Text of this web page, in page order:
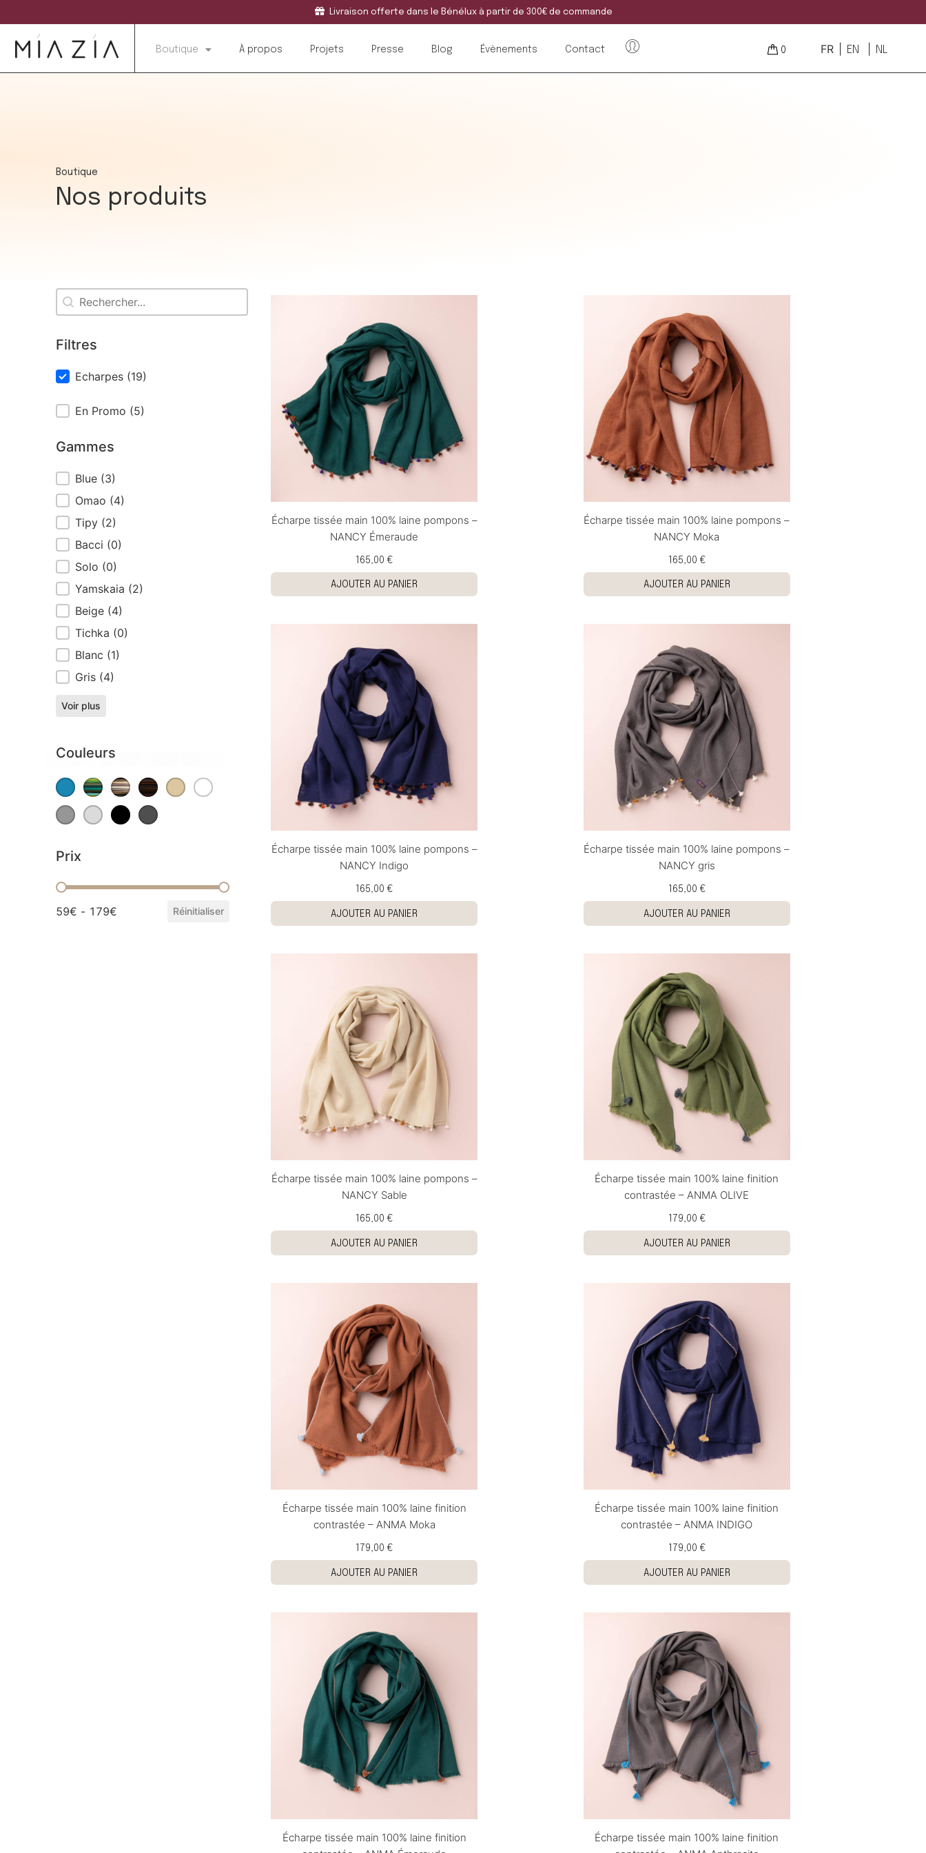
Livraison offerte dans le Bénélux à partir de 300€ de commande
Boutique À propos Projets Presse Blog Évènements Contact 0 FR EN NL
Boutique
Nos produits
Recherche
Rechercher
Filtres
FiltresEcharpes (19)
OutletEn Promo (5)
Gammes
Gammes
Blue (3)
Omao (4)
Tipy (2)
Bacci (0)
Solo (0)
Yamskaia (2)
Beige (4)
Tichka (0)
Blanc (1)
Gris (4)
Voir plus
Couleurs
Couleurs
Blue(3)Omao(4)Tipy
Gris (4)
Gris clair (1)
Noir(1)
Gris foncé (2)
Prix
Prix
59€ - 179€ Réinitialiser
Écharpe tissée main 100% laine pompons –
NANCY Émeraude
165,00 €
AJOUTER AU PANIER
Écharpe tissée main 100% laine pompons –
NANCY Moka
165,00 €
AJOUTER AU PANIER
Écharpe tissée main 100% laine pompons –
NANCY Indigo
165,00 €
AJOUTER AU PANIER
Écharpe tissée main 100% laine pompons –
NANCY gris
165,00 €
AJOUTER AU PANIER
Écharpe tissée main 100% laine pompons –
NANCY Sable
165,00 €
AJOUTER AU PANIER
Écharpe tissée main 100% laine finition
contrastée – ANMA OLIVE
179,00 €
AJOUTER AU PANIER
Écharpe tissée main 100% laine finition
contrastée – ANMA Moka
179,00 €
AJOUTER AU PANIER
Écharpe tissée main 100% laine finition
contrastée – ANMA INDIGO
179,00 €
AJOUTER AU PANIER
Écharpe tissée main 100% laine finition
Écharpe tissée main 100% laine finition